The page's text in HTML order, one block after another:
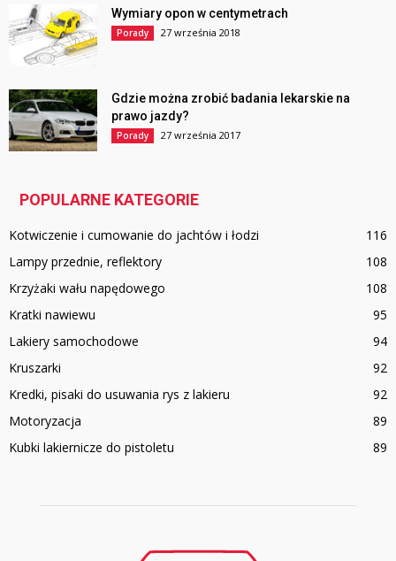
Wymiary opon w centymetrach
Porady 27 września 2018
Gdzie można zrobić badania lekarskie na
prawo jazdy?
Porady 27 września 2017
POPULARNE KATEGORIE
Kotwiczenie i cumowanie do jachtów i łodzi
116
Lampy przednie, reflektory
108
Krzyżaki wału napędowego
108
Kratki nawiewu
95
Lakiery samochodowe
94
Kruszarki
92
Kredki, pisaki do usuwania rys z lakieru
92
Motoryzacja
89
Kubki lakiernicze do pistoletu
89